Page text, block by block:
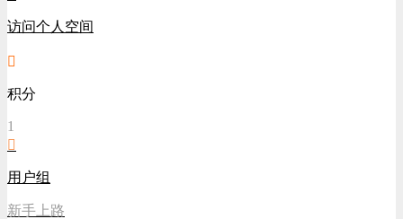
访问个人空间
积分
1
用户组
新手上路